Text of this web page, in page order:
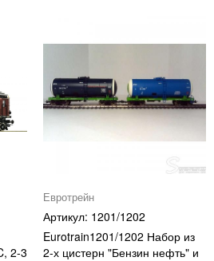
2-3
Евротрейн
1201/1202
Eurotrain1201/1202 Набор из
2-х цистерн "Бензин нефть" и